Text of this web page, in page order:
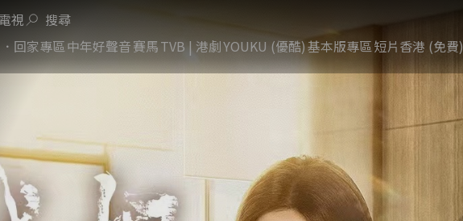
電視 搜尋
回家專區中年好聲音賽馬TVB | 港劇YOUKU (優酷)基本版專區短片香港 (免費)